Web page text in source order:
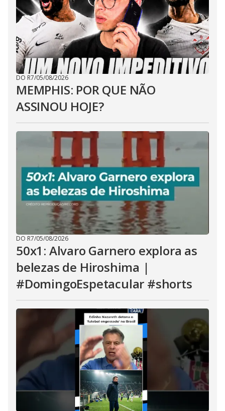
DO R7/05/08/2026
MEMPHIS: POR QUE NÃO
ASSINOU HOJE?
DO R7/05/08/2026
50x1: Alvaro Garnero explora as
belezas de Hiroshima |
#DomingoEspetacular #shorts